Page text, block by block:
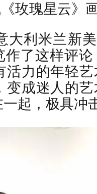
玫瑰星云》
大利米兰新
作了这样评
活力的年轻
变成迷人的
起，极具冲